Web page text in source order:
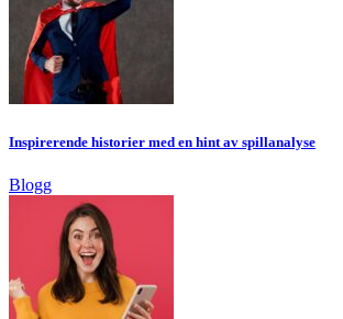
Inspirerende historier med en hint av spillanalyse
Blogg